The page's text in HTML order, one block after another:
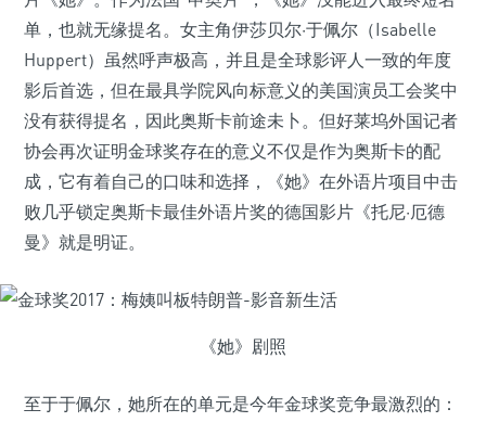
单，也就无缘提名。女主角伊莎贝尔·于佩尔（Isabelle
Huppert）虽然呼声极高，并且是全球影评人一致的年度
影后首选，但在最具学院风向标意义的美国演员工会奖中
没有获得提名，因此奥斯卡前途未卜。但好莱坞外国记者
协会再次证明金球奖存在的意义不仅是作为奥斯卡的配
成，它有着自己的口味和选择，《她》在外语片项目中击
败几乎锁定奥斯卡最佳外语片奖的德国影片《托尼·厄德
曼》就是明证。
《她》剧照
至于于佩尔，她所在的单元是今年金球奖竞争最激烈的：